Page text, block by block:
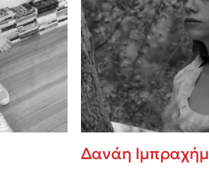
Δανάη Ιμπραχήμ